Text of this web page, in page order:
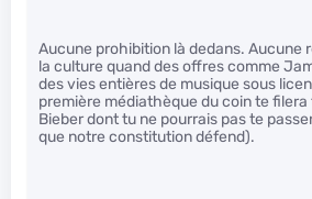
Aucune prohibition là dedans. Aucune
la culture quand des offres comme
des vies entières de musique sous
première médiathèque du coin te
Bieber dont tu ne pourrais pas te
que notre constitution défend).